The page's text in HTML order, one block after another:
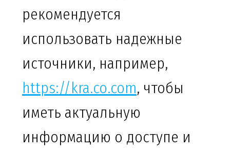
рекомендуется
использовать надежные
источники, например,
https://kra.co.com, чтобы
иметь актуальную
информацию о доступе и